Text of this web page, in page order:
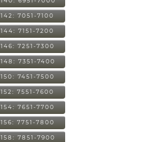
142: 7051-7100
144: 7151-7200
146: 7251-7300
148: 7351-7400
150: 7451-7500
152: 7551-7600
154: 7651-7700
156: 7751-7800
158: 7851-7900